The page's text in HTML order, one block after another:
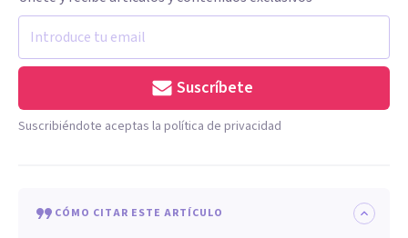
Suscríbete
Suscribiéndote aceptas la política de privacidad
CÓMO CITAR ESTE ARTÍCULO